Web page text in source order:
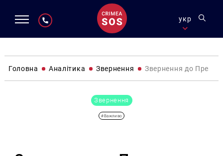
укр
Головна Аналітика Звернення Звернення до
Звернення
#Важливо